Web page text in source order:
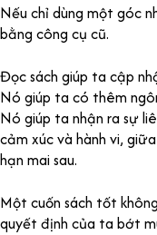
Nếu chỉ dùng một góc
bằng công cụ cũ.
Đọc sách giúp ta cập
Nó giúp ta có thêm
Nó giúp ta nhận ra sự
cảm xúc và hành vi,
hạn mai sau.
Một cuốn sách tốt
quyết định của ta bớt